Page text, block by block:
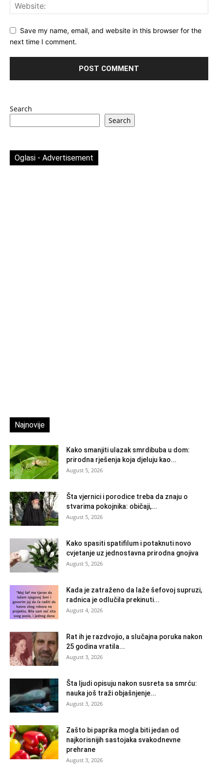
Save my name, email, and website in this browser for the
next time I comment.
Search
Search
Oglasi - Advertisement
Najnovije
Kako smanjiti ulazak smrdibuba u dom:
prirodna rješenja koja djeluju kao...
August 5, 2026
Šta vjernici i porodice treba da znaju o
stvarima pokojnika: običaji,...
August 5, 2026
Kako spasiti spatifilum i potaknuti novo
cvjetanje uz jednostavna prirodna gnojiva
August 5, 2026
Kada je zatraženo da laže šefovoj supruzi,
radnica je odlučila prekinuti...
August 4, 2026
Rat ih je razdvojio, a slučajna poruka nakon
25 godina vratila...
August 3, 2026
Šta ljudi opisuju nakon susreta sa smrću:
nauka još traži objašnjenje...
August 3, 2026
Zašto bi paprika mogla biti jedan od
najkorisnijih sastojaka svakodnevne
prehrane
August 3, 2026